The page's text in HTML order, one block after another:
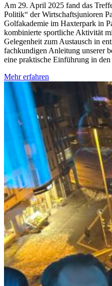
Am 29. April 2025 fand das
Politik“ der Wirtschaftsjunioren
Golfakademie im Haxterpark in
kombinierte sportliche Aktivität
Gelegenheit zum Austausch in
fachkundigen Anleitung unserer
eine praktische Einführung in
Mehr erfahren